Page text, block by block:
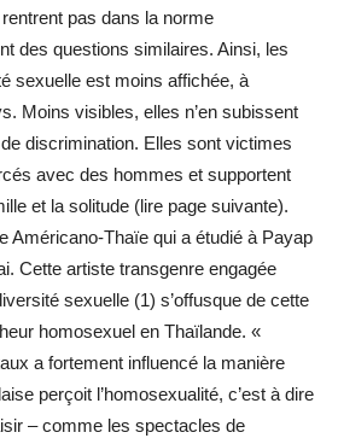
pas dans la norme
des questions similaires. Ainsi, les
sexuelle est moins affichée, à
Moins visibles, elles n’en subissent
discrimination. Elles sont victimes
avec des hommes et supportent
et la solitude (lire page suivante).
Américano-Thaïe qui a étudié à Payap
Cette artiste transgenre engagée
sexuelle (1) s’offusque de cette
homosexuel en Thaïlande. «
a fortement influencé la manière
perçoit l’homosexualité, c’est à dire
– comme les spectacles de